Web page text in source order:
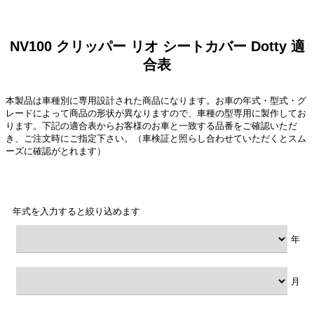
NV100 クリッパー リオ シートカバー Dotty 適
合表
本製品は車種別に専用設計された商品になります。お車の年式・型式・グ
レードによって商品の形状が異なりますので、車種の型専用に製作してお
ります。下記の適合表からお客様のお車と一致する品番をご確認いただ
き、ご注文時にご指定下さい。（車検証と照らし合わせていただくとスム
ーズに確認がとれます）
年式を入力すると絞り込めます
年
月